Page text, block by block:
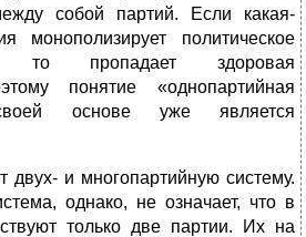
собой партий. Если какая-
монополизирует политическое
то пропа­дает здоровая
понятие «однопартийная
основе уже является
двух- и многопартийную систему.
однако, не означает, что в
только две партии. Их на